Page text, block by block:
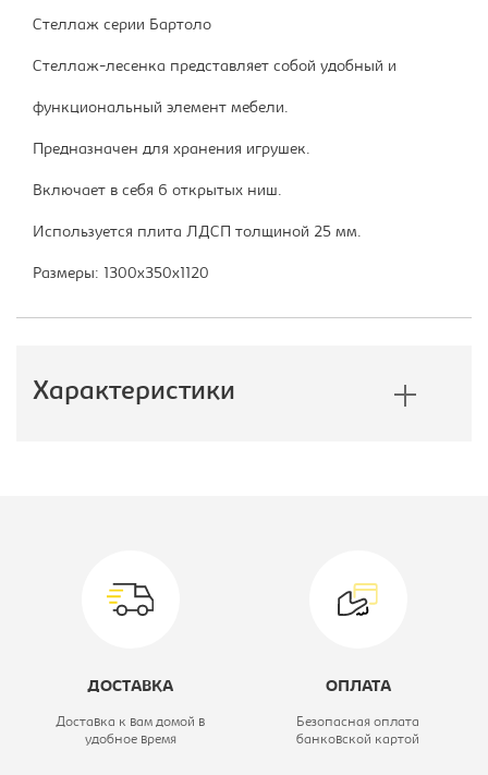
Стеллаж серии Бартоло
Стеллаж-лесенка представляет собой удобный и
функциональный элемент мебели.
Предназначен для хранения игрушек.
Включает в себя 6 открытых ниш.
Используется плита ЛДСП толщиной 25 мм.
Размеры: 1300x350x1120
Характеристики
Вид стеллажа/полка/дверь: Стеллаж
Ширина, мм:
ДОСТАВКА
Доставка к вам домой в
удобное время
ОПЛАТА
Безопасная оплата
банковской картой